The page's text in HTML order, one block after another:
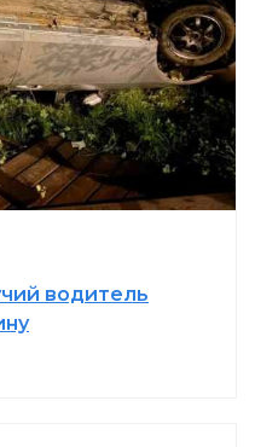
водитель